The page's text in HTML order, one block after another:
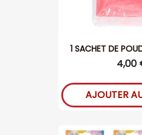
1 SACHET DE
4,00
AJOUTER